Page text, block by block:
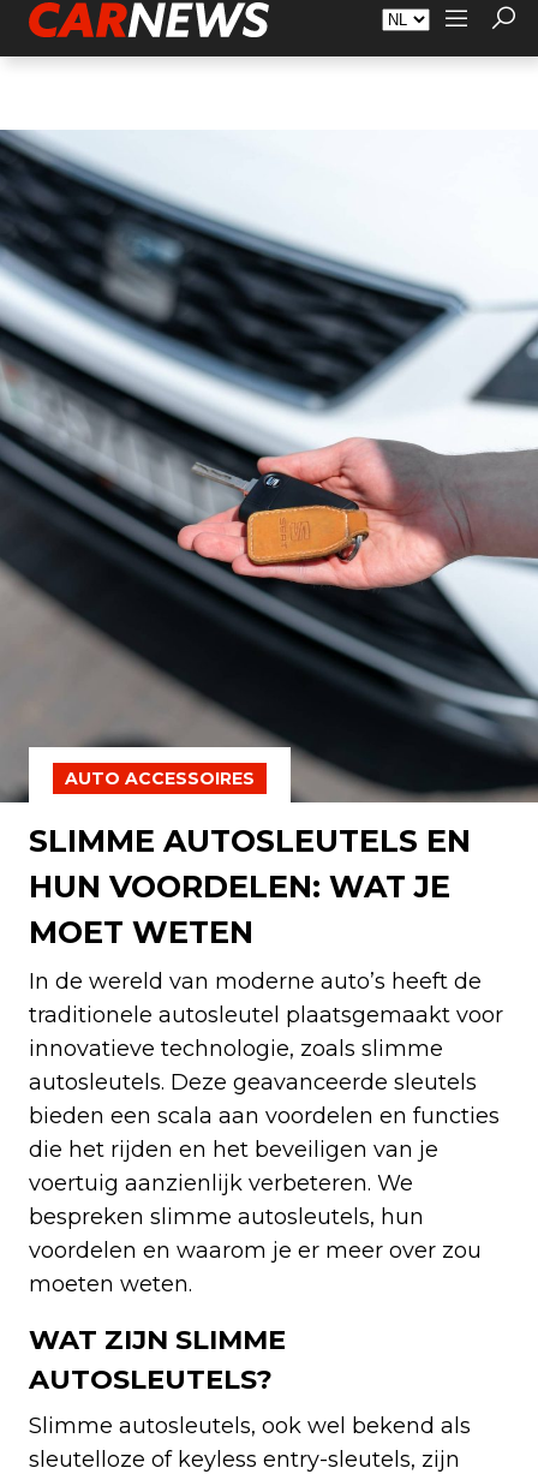
Adverteren Over Carnews.nl Contact
AUTO ACCESSOIRES
SLIMME AUTOSLEUTELS EN
HUN VOORDELEN: WAT JE
MOET WETEN
In de wereld van moderne auto’s heeft de
traditionele autosleutel plaatsgemaakt voor
innovatieve technologie, zoals slimme
autosleutels. Deze geavanceerde sleutels
bieden een scala aan voordelen en functies
die het rijden en het beveiligen van je
voertuig aanzienlijk verbeteren. We
bespreken slimme autosleutels, hun
voordelen en waarom je er meer over zou
moeten weten.
WAT ZIJN SLIMME
AUTOSLEUTELS?
Slimme autosleutels, ook wel bekend als
sleutelloze of keyless entry-sleutels, zijn